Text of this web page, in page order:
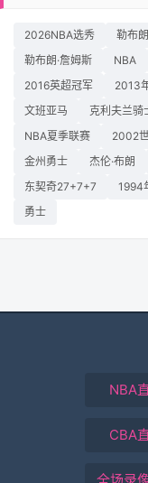
2026NBA选秀 勒布
勒布朗·詹姆斯
NBA
2016英超冠军
2013
文班亚马
克利夫兰骑
NBA夏季联赛
2002
金州勇士
杰伦·布朗
东契奇27+7+7
1994
勇士
NBA
CBA